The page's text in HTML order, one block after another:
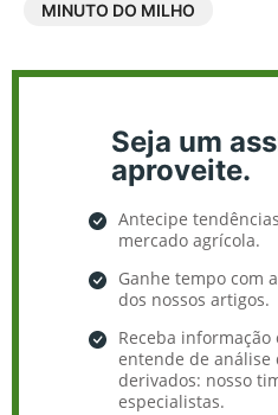
MINUTO DO MILHO
Seja um
aproveite.
Antecipe
mercado agrícola.
Ganhe tempo com
dos nossos artigos.
Receba informação
entende de análise
derivados: nosso
especialistas.